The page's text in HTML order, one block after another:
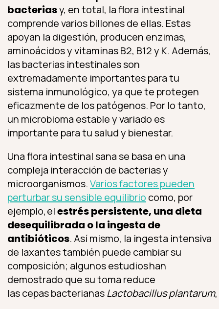
bacteriasy, en total, la flora intestinal
comprende varios billones de ellas. Estas
apoyan la digestión, producen enzimas,
aminoácidos y vitaminas B2, B12 y K. Además,
las bacterias intestinales son
extremadamente importantes para tu
sistema inmunológico, ya que te protegen
eficazmente de los patógenos. Por lo tanto,
un microbioma estable y variado es
importante para tu salud y bienestar.
Una flora intestinal sana se basa en una
compleja interacción de bacterias y
microorganismos.Varios factores pueden
perturbar su sensible equilibrio como, por
ejemplo, elestrés persistente, una dieta
desequilibrada o la ingesta de
antibióticos. Así mismo, la ingesta intensiva
de laxantes también puede cambiar su
composición; algunos estudios han
demostrado que su toma reduce
las cepas bacterianasLactobacillus plantarum,